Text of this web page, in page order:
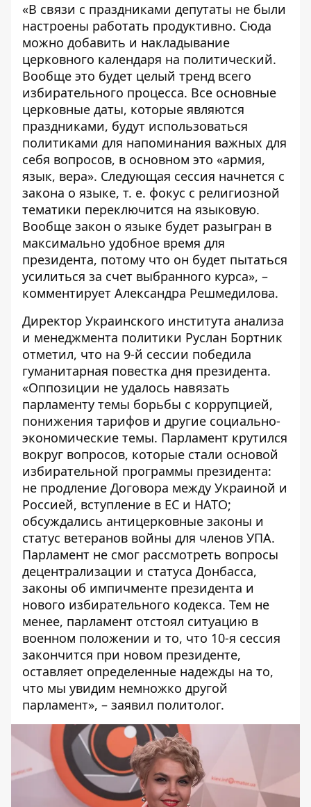
«В связи с праздниками депутаты не были
настроены работать продуктивно. Сюда
можно добавить и накладывание
церковного календаря на политический.
Вообще это будет целый тренд всего
избирательного процесса. Все основные
церковные даты, которые являются
праздниками, будут использоваться
политиками для напоминания важных для
себя вопросов, в основном это «армия,
язык, вера». Следующая сессия начнется с
закона о языке, т. е. фокус с религиозной
тематики переключится на языковую.
Вообще закон о языке будет разыгран в
максимально удобное время для
президента, потому что он будет пытаться
усилиться за счет выбранного курса», –
комментирует Александра Решмедилова.
Директор Украинского института анализа
и менеджмента политики Руслан Бортник
отметил, что на 9-й сессии победила
гуманитарная повестка дня президента.
«Оппозиции не удалось навязать
парламенту темы борьбы с коррупцией,
понижения тарифов и другие социально-
экономические темы. Парламент крутился
вокруг вопросов, которые стали основой
избирательной программы президента:
не продление Договора между Украиной и
Россией, вступление в ЕС и НАТО;
обсуждались антицерковные законы и
статус ветеранов войны для членов УПА.
Парламент не смог рассмотреть вопросы
децентрализации и статуса Донбасса,
законы об импичменте президента и
нового избирательного кодекса. Тем не
менее, парламент отстоял ситуацию в
военном положении и то, что 10-я сессия
закончится при новом президенте,
оставляет определенные надежды на то,
что мы увидим немножко другой
парламент», – заявил политолог.